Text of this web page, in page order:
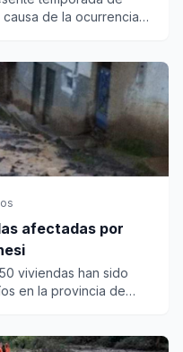
causa de la ocurrencia
afectadas por
viviendas han sido
en la provincia de